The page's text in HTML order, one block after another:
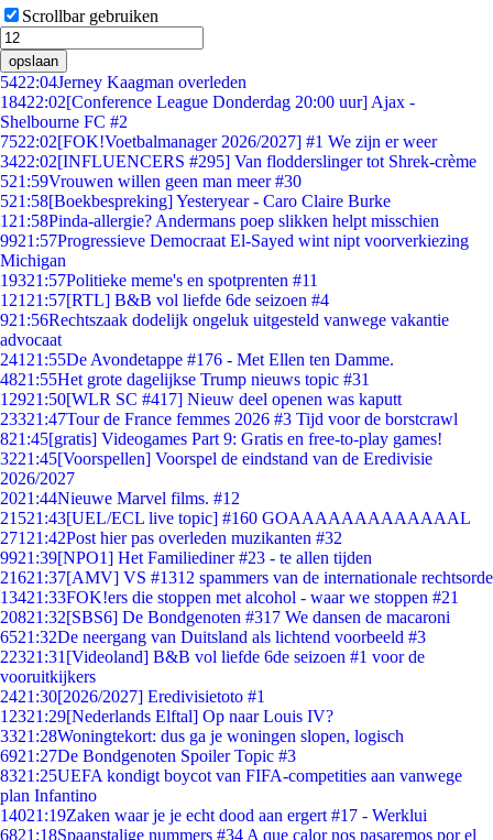
Scrollbar gebruiken
opslaan
5422:04Jerney Kaagman overleden
18422:02[Conference League Donderdag 20:00 uur] Ajax -
Shelbourne FC #2
7522:02[FOK!Voetbalmanager 2026/2027] #1 We zijn er weer
3422:02[INFLUENCERS #295] Van flodderslinger tot Shrek-crème
521:59Vrouwen willen geen man meer #30
521:58[Boekbespreking] Yesteryear - Caro Claire Burke
1 21:58Pinda-allergie? Andermans poep slikken helpt misschien
9921:57Progressieve Democraat El-Sayed wint nipt voorverkiezing
Michigan
19321:57Politieke meme's en spotprenten #11
121 21:57[RTL] B&B vol liefde 6de seizoen #4
921:56Rechtszaak dodelijk ongeluk uitgesteld vanwege vakantie
advocaat
241 21:55De Avondetappe #176 - Met Ellen ten Damme.
4821:55Het grote dagelijkse Trump nieuws topic #31
12921:50[WLR SC #417] Nieuw deel openen was kaputt
23321:47Tour de France femmes 2026 #3 Tijd voor de borstcrawl
821:45[gratis] Videogames Part 9: Gratis en free-to-play games!
3221:45[Voorspellen] Voorspel de eindstand van de Eredivisie
2026/2027
2021:44Nieuwe Marvel films. #12
21521:43[UEL/ECL live topic] #160 GOAAAAAAAAAAAAAL
271 21:42Post hier pas overleden muzikanten #32
9921:39[NPO1] Het Familiediner #23 - te allen tijden
21621:37[AMV] VS #1312 spammers van de internationale rechtsorde
13421:33FOK!ers die stoppen met alcohol - waar we stoppen #21
20821:32[SBS6] De Bondgenoten #317 We dansen de macaroni
6521:32De neergang van Duitsland als lichtend voorbeeld #3
22321:31 [Videoland] B&B vol liefde 6de seizoen #1 voor de
vooruitkijkers
2421:30[2026/2027] Eredivisietoto #1
12321:29[Nederlands Elftal] Op naar Louis IV?
3321:28Woningtekort: dus ga je woningen slopen, logisch
6921:27De Bondgenoten Spoiler Topic #3
8321:25UEFA kondigt boycot van FIFA-competities aan vanwege
plan Infantino
14021:19Zaken waar je je echt dood aan ergert #17 - Werklui
6821:18Spaanstalige nummers #34 A que calor nos pasaremos por el